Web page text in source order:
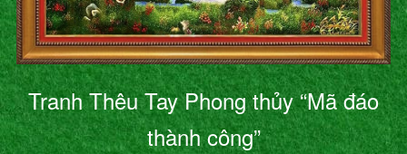
Tranh Thêu Tay Phong thủy “Mã đáo
thành công”